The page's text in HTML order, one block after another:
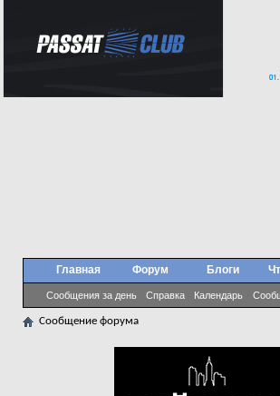
Главная Форум
Сообщения за день Справка Календарь
Блоги
Сообщение форума